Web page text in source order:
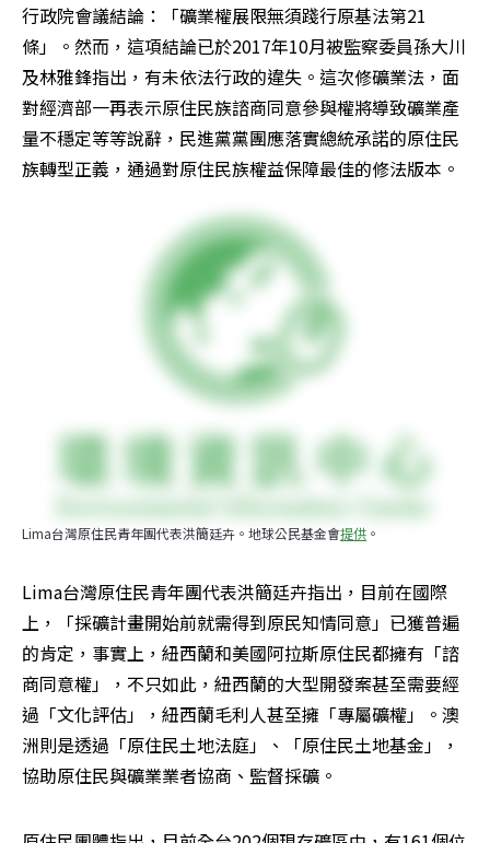
行政院會議結論：「礦業權展限無須踐行原基法第21
條」。然而，這項結論已於2017年10月被監察委員孫大川
及林雅鋒指出，有未依法行政的違失。這次修礦業法，面
對經濟部一再表示原住民族諮商同意參與權將導致礦業產
量不穩定等等說辭，民進黨黨團應落實總統承諾的原住民
族轉型正義，通過對原住民族權益保障最佳的修法版本。
Lima台灣原住民青年團代表洪簡廷卉。地球公民基金會提供 。
Lima台灣原住民青年團代表洪簡廷卉指出，目前在國際
上，「採礦計畫開始前就需得到原民知情同意」已獲普遍
的肯定，事實上，紐西蘭和美國阿拉斯原住民都擁有「諮
商同意權」，不只如此，紐西蘭的大型開發案甚至需要經
過「文化評估」，紐西蘭毛利人甚至擁「專屬礦權」。澳
洲則是透過「原住民土地法庭」、「原住民土地基金」，
協助原住民與礦業業者協商、監督採礦。